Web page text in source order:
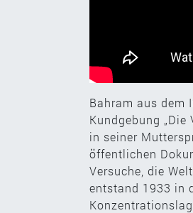
Bahram aus dem
Kundgebung
in seiner
öffentlichen
Versuche, die
entstand 1933 in